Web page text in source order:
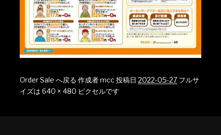
Order Sale へ戻る 作成者mcc投稿日 2022-05-27 フルサ
イズは 640 × 480 ピクセルです